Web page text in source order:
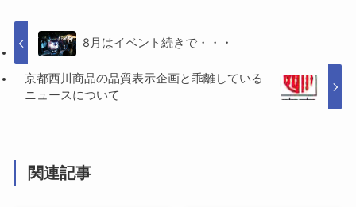
8月はイベント続きで・・・
京都西川商品の品質表示企画と乖離している
ニュースについて
関連記事